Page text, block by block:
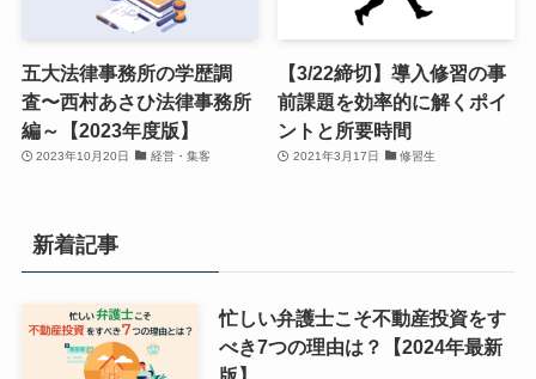
五大法律事務所の学歴調
査〜西村あさひ法律事務所
編～【2023年度版】
2023年10月20日 経営・集客
【3/22締切】導入修習の事
前課題を効率的に解くポイ
ントと所要時間
2021年3月17日 修習生
新着記事
忙しい弁護士こそ不動産投資をす
べき7つの理由は？【2024年最新